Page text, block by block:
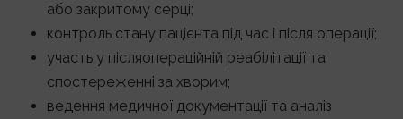
або закритому серці;
контроль стану пацієнта під час і після операції;
участь у післяопераційній реабілітації та
спостереженні за хворим;
ведення медичної документації та аналіз